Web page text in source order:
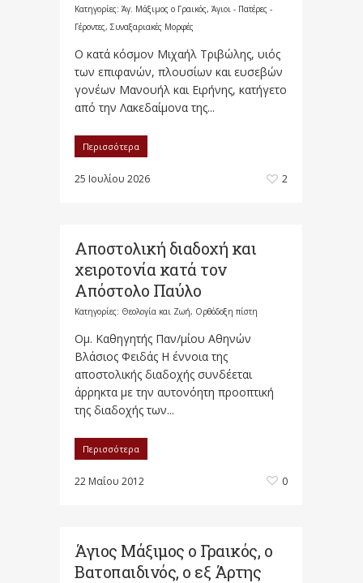
Κατηγορίες: Άγ. Μάξιμος ο Γραικός, Άγιοι - Πατέρες -
Γέροντες, Συναξαριακές Μορφές
Ο κατά κόσμον Μιχαήλ Τριβώλης, υιός
των επιφανών, πλουσίων και ευσεβών
γονέων Μανουήλ και Ειρήνης, κατήγετο
από την Λακεδαίμονα της...
Περισσότερα
25 Ιουλίου 2026 2
Αποστολική διαδοχή και
χειροτονία κατά τον
Απόστολο Παύλο
Κατηγορίες: Θεολογία και Ζωή, Ορθόδοξη πίστη
Ομ. Καθηγητής Παν/μίου Αθηνών
Βλάσιος Φειδάς Η έννοια της
αποστολικής διαδοχής συνδέεται
άρρηκτα με την αυτονόητη προοπτική
της διαδοχής των...
Περισσότερα
22 Μαΐου 2012 0
Άγιος Μάξιμος ο Γραικός, ο
Βατοπαιδινός, ο εξ Άρτης